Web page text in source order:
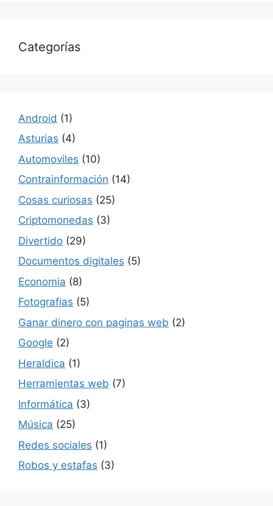
Categorías
Android (1)
Asturias (4)
Automoviles (10)
Contrainformación (14)
Cosas curiosas (25)
Criptomonedas (3)
Divertido (29)
Documentos digitales (5)
Economia (8)
Fotografias (5)
Ganar dinero con paginas web (2)
Google (2)
Heraldica (1)
Herramientas web (7)
Informática (3)
Música (25)
Redes sociales (1)
Robos y estafas (3)